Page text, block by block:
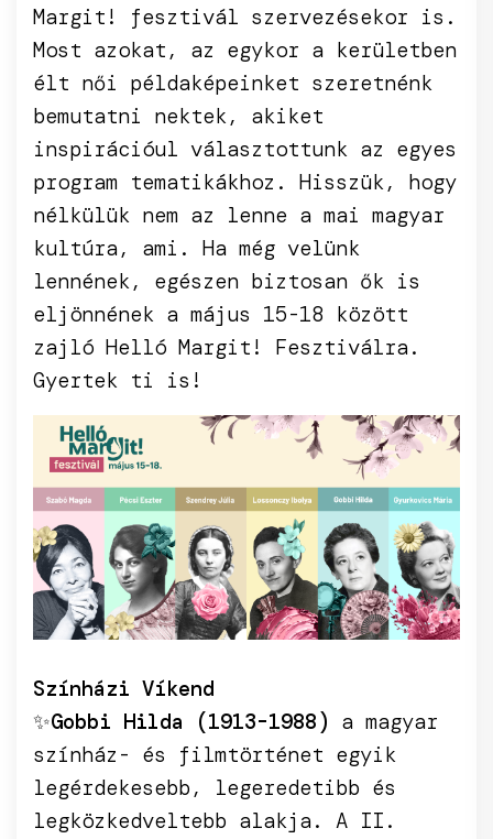
Margit! fesztivál szervezésekor is.
Most azokat, az egykor a kerületben
élt női példaképeinket szeretnénk
bemutatni nektek, akiket
inspirációul választottunk az egyes
program tematikákhoz. Hisszük, hogy
nélkülük nem az lenne a mai magyar
kultúra, ami. Ha még velünk
lennének, egészen biztosan ők is
eljönnének a május 15-18 között
zajló Helló Margit! Fesztiválra.
Gyertek ti is!
Színházi Víkend
✨Gobbi Hilda (1913-1988) a magyar
színház- és filmtörténet egyik
legérdekesebb, legeredetibb és
legközkedveltebb alakja. A II.